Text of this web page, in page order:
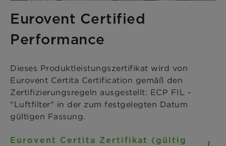
Eurovent Certified
Performance
Dieses Produktleistungszertifikat wird von
Eurovent Certita Certification gemäß den
Zertifizierungsregeln ausgestellt: ECP FIL -
"Luftfilter" in der zum festgelegten Datum
gültigen Fassung.
Eurovent Certita Zertifikat (gültig